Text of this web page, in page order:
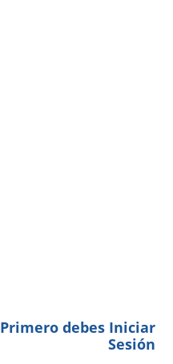
Primero debes Iniciar
Sesión